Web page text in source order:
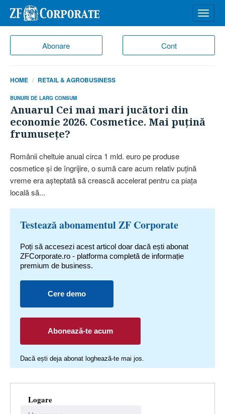
Abonare Cont
meniu
HOME RETAIL & AGROBUSINESS
BUNURI DE LARG CONSUM
Anuarul Cei mai mari jucători din
economie 2026. Cosmetice. Mai puţină
frumuseţe?
Românii cheltuie anual circa 1 mld. euro pe produse
cosmetice şi de îngrijire, o sumă care acum relativ puţină
vreme era aşteptată să crească accelerat pentru ca piaţa
locală să...
Testează abonamentul ZF Corporate
Poți să accesezi acest articol doar dacă ești abonat
ZFCorporate.ro - platforma completă de informație
premium de business.
Cere demo
Abonează-te acum
Dacă ești deja abonat loghează-te mai jos.
Logare